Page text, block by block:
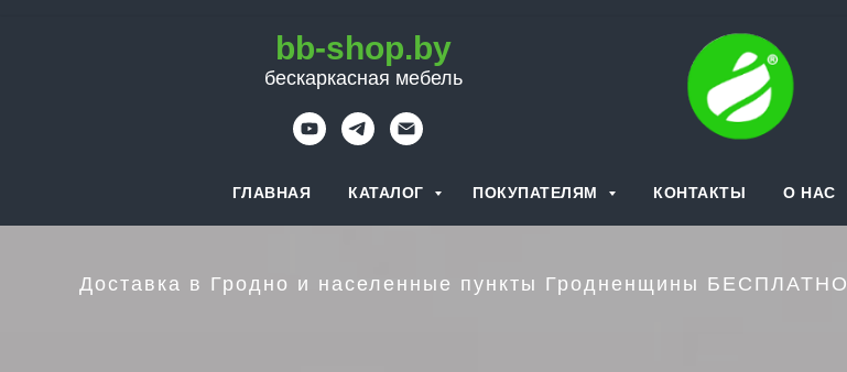
bb-shop.by
бескаркасная мебель
ГЛАВНАЯ КАТАЛОГ ПОКУПАТЕЛЯМ КОНТАКТЫ О НАС
Доставка в Гродно и населенные пункты Гродненщины БЕСПЛАТНО